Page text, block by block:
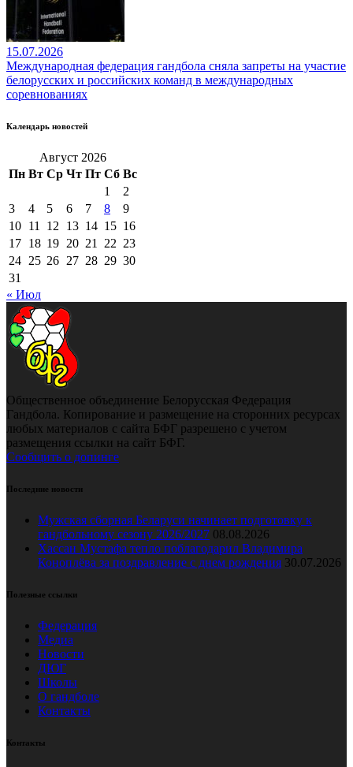
15.07.2026
Международная федерация гандбола сняла запреты на участие
белорусских и российских команд в международных
соревнованиях
Календарь новостей
Август 2026
Пн Вт Ср Чт Пт Сб Вс
1
2
3
4 5 6 7 8
9
10 11 12 13 14 15 16
17 18 19 20 21 22 23
24 25 26 27 28 29 30
31
« Июл
Общественное объединение Белорусская Федерация
Гандбола. Копирование и размещение на сторонних ресурсах
любых материалов с сайта БФГ разрешено с учетом
размещения ссылки на сайт БФГ.
Сообщить о допинге
Последние новости
Мужская сборная Беларуси начинает подготовку к
гандбольному сезону 2026/2027 08.08.2026
Хассан Мустафа тепло поблагодарил Владимира
Коноплёва за поздравление с днем рождения 30.07.2026
Полезные ссылки
Федерация
Медиа
Новости
ДЮГ
Школы
О гандболе
Контакты
Контакты